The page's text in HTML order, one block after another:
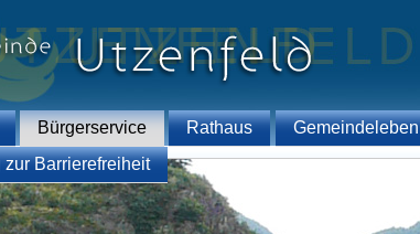
Bürgerservice Rathaus Gemeindeleben
zur Barrierefreiheit